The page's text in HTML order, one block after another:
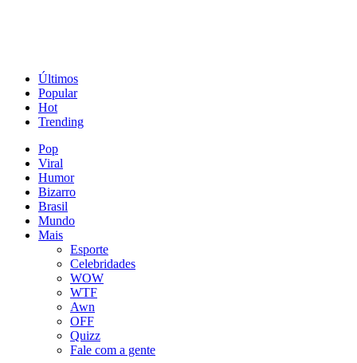
Últimos
Popular
Hot
Trending
Pop
Viral
Humor
Bizarro
Brasil
Mundo
Mais
Esporte
Celebridades
WOW
WTF
Awn
OFF
Quizz
Fale com a gente